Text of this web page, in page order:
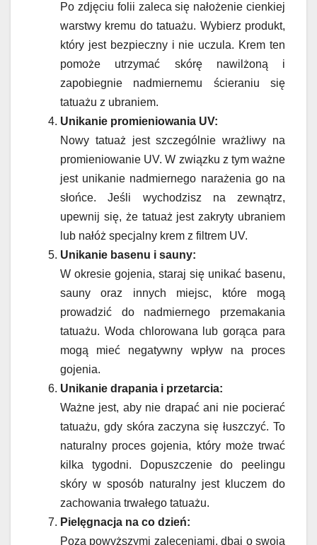
Po zdjęciu folii zaleca się nałożenie cienkiej
warstwy kremu do tatuażu. Wybierz produkt,
który jest bezpieczny i nie uczula. Krem ten
pomoże utrzymać skórę nawilżoną i
zapobiegnie nadmiernemu ścieraniu się
tatuażu z ubraniem.
Unikanie promieniowania UV:
Nowy tatuaż jest szczególnie wrażliwy na
promieniowanie UV. W związku z tym ważne
jest unikanie nadmiernego narażenia go na
słońce. Jeśli wychodzisz na zewnątrz,
upewnij się, że tatuaż jest zakryty ubraniem
lub nałóż specjalny krem z filtrem UV.
Unikanie basenu i sauny:
W okresie gojenia, staraj się unikać basenu,
sauny oraz innych miejsc, które mogą
prowadzić do nadmiernego przemakania
tatuażu. Woda chlorowana lub gorąca para
mogą mieć negatywny wpływ na proces
gojenia.
Unikanie drapania i przetarcia:
Ważne jest, aby nie drapać ani nie pocierać
tatuażu, gdy skóra zaczyna się łuszczyć. To
naturalny proces gojenia, który może trwać
kilka tygodni. Dopuszczenie do peelingu
skóry w sposób naturalny jest kluczem do
zachowania trwałego tatuażu.
Pielęgnacja na co dzień:
Poza powyższymi zaleceniami, dbaj o swoją